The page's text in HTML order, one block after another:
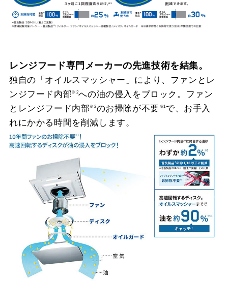
レンジフード専門メーカーの先進技術を結集。
独自の「オイルスマッシャー」により、ファンとレ
ンジフード内部 ※2への油の侵入をブロック。ファン
とレンジフード内部 ※2のお掃除が不要 ※1 で、お手入
れにかかる時間を削減します。